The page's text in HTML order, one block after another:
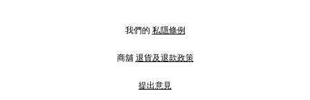
我們的 私隱條例
商舖 退貨及退款政策
提出意見